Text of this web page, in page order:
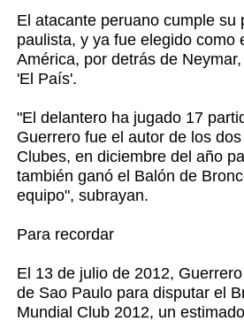
El atacante peruano cumple
paulista, y ya fue elegido como
América, por detrás de
'El País'.
"El delantero ha jugado 17
Guerrero fue el autor de los
Clubes, en diciembre del año
también ganó el Balón de
equipo", subrayan.
Para recordar
El 13 de julio de 2012,
de Sao Paulo para disputar el
Mundial Club 2012, un